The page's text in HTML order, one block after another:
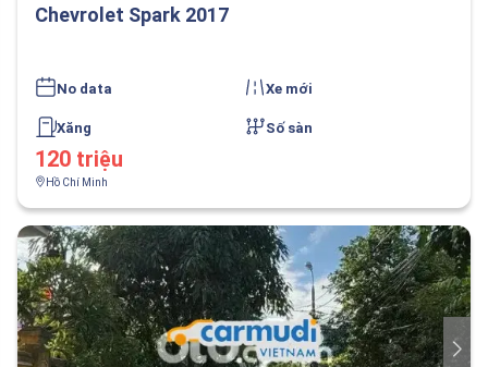
Chevrolet Spark 2017
No data Xe mới
Xăng Số sàn
120 triệu
Hồ Chí Minh